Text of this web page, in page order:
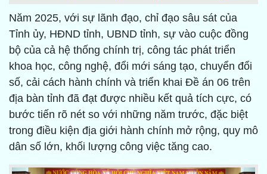
Năm 2025, với sự lãnh đạo, chỉ đạo sâu sát của
Tỉnh ủy, HĐND tỉnh, UBND tỉnh, sự vào cuộc đồng
bộ của cả hệ thống chính trị, công tác phát triển
khoa học, công nghệ, đổi mới sáng tạo, chuyển đổi
số, cải cách hành chính và triển khai Đề án 06 trên
địa bàn tỉnh đã đạt được nhiều kết quả tích cực, có
bước tiến rõ nét so với những năm trước, đặc biệt
trong điều kiện địa giới hành chính mở rộng, quy mô
dân số lớn, khối lượng công việc tăng cao.